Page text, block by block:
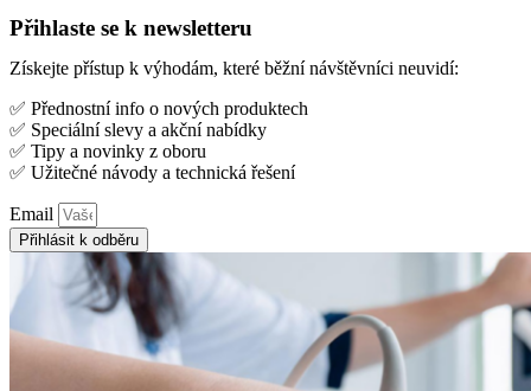
Přihlaste se k newsletteru
Získejte přístup k výhodám, které běžní návštěvníci neuvidí:
✅ Přednostní info o nových produktech
✅ Speciální slevy a akční nabídky
✅ Tipy a novinky z oboru
✅ Užitečné návody a technická řešení
Email
Přihlásit k odběru